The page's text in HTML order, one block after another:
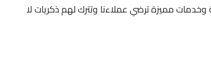
وخدمات مميزة ترضي عملاءنا وتترك لهم ذكريات لا